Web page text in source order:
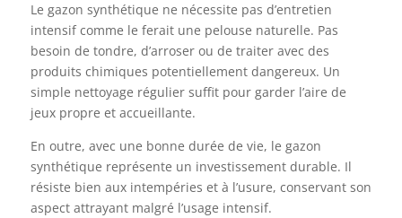
Le gazon synthétique ne nécessite pas d’entretien
intensif comme le ferait une pelouse naturelle. Pas
besoin de tondre, d’arroser ou de traiter avec des
produits chimiques potentiellement dangereux. Un
simple nettoyage régulier suffit pour garder l’aire de
jeux propre et accueillante.
En outre, avec une bonne durée de vie, le gazon
synthétique représente un investissement durable. Il
résiste bien aux intempéries et à l’usure, conservant son
aspect attrayant malgré l’usage intensif.